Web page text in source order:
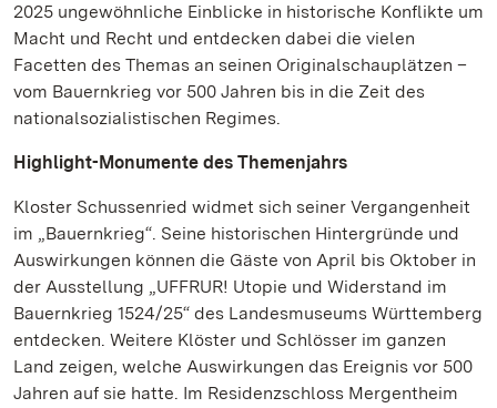
2025 ungewöhnliche Einblicke in historische Konflikte um
Macht und Recht und entdecken dabei die vielen
Facetten des Themas an seinen Originalschauplätzen –
vom Bauernkrieg vor 500 Jahren bis in die Zeit des
nationalsozialistischen Regimes.
Highlight-Monumente des Themenjahrs
Kloster Schussenried widmet sich seiner Vergangenheit
im „Bauernkrieg“. Seine historischen Hintergründe und
Auswirkungen können die Gäste von April bis Oktober in
der Ausstellung „UFFRUR! Utopie und Widerstand im
Bauernkrieg 1524/25“ des Landesmuseums Württemberg
entdecken. Weitere Klöster und Schlösser im ganzen
Land zeigen, welche Auswirkungen das Ereignis vor 500
Jahren auf sie hatte. Im Residenzschloss Mergentheim